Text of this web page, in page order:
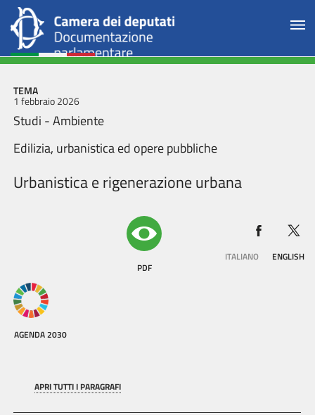
TEMA
1 febbraio 2026
Studi - Ambiente
Edilizia, urbanistica ed opere pubbliche
Urbanistica e rigenerazione urbana
AGENDA 2030
PDF
ITALIANO ENGLISH
APRI TUTTI I PARAGRAFI